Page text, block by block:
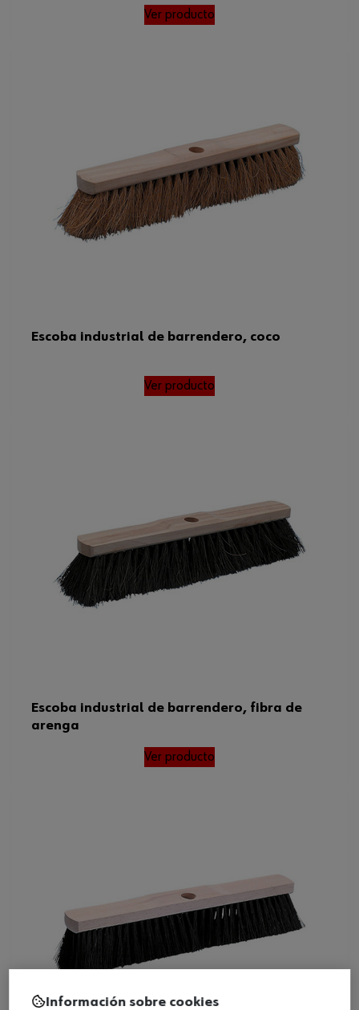
Ver producto
Escoba industrial de barrendero, coco
Ver producto
Escoba industrial de barrendero, fibra de
arenga
Ver producto
Información sobre cookies